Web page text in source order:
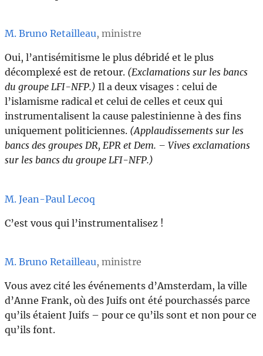
M. Bruno Retailleau, ministre
Oui, l’antisémitisme le plus débridé et le plus
décomplexé est de retour. (Exclamations sur les bancs
du groupe LFI-NFP.) Il a deux visages : celui de
l’islamisme radical et celui de celles et ceux qui
instrumentalisent la cause palestinienne à des fins
uniquement politiciennes. (Applaudissements sur les
bancs des groupes DR, EPR et Dem. – Vives exclamations
sur les bancs du groupe LFI-NFP.)
M. Jean-Paul Lecoq
C’est vous qui l’instrumentalisez !
M. Bruno Retailleau, ministre
Vous avez cité les événements d’Amsterdam, la ville
d’Anne Frank, où des Juifs ont été pourchassés parce
qu’ils étaient Juifs – pour ce qu’ils sont et non pour ce
qu’ils font.